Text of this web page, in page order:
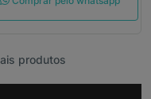
produtos